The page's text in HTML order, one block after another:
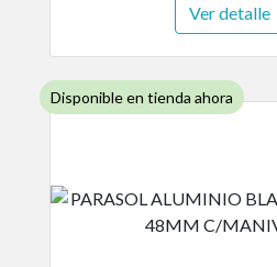
Ver detalle
Disponible en tienda ahora